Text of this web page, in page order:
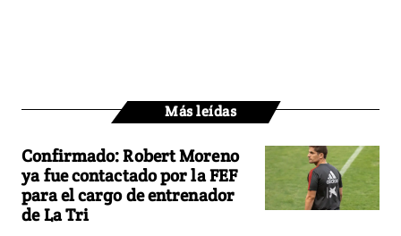
Más leídas
Confirmado: Robert Moreno
ya fue contactado por la FEF
para el cargo de entrenador
de La Tri